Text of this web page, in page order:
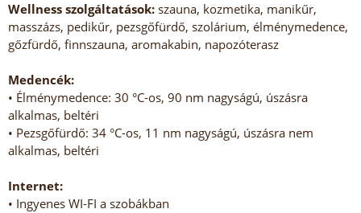
Wellness szolgáltatások: szauna, kozmetika, manikűr,
masszázs, pedikűr, pezsgőfürdő, szolárium, élménymedence,
gőzfürdő, finnszauna, aromakabin, napozóterasz
Medencék:
• Élménymedence: 30 °C-os, 90 nm nagyságú, úszásra
alkalmas, beltéri
• Pezsgőfürdő: 34 °C-os, 11 nm nagyságú, úszásra nem
alkalmas, beltéri
Internet:
• Ingyenes WI-FI a szobákban